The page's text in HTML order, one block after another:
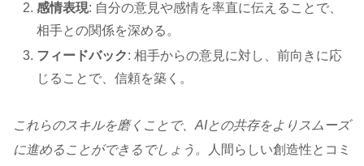
感情表現: 自分の意見や感情を率直に伝えることで、
相手との関係を深める。
フィードバック: 相手からの意見に対し、前向きに応
じることで、信頼を築く。
これらのスキルを磨くことで、AIとの共存をよりスムーズ
に進めることができるでしょう。
人間らしい創造性とコミ